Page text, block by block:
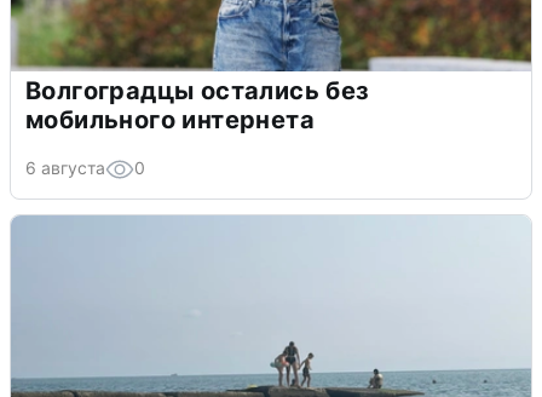
Волгоградцы остались без
мобильного интернета
6 августа 0